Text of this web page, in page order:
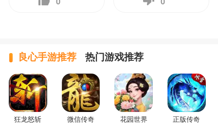
良心手游推荐 热门游戏推荐
狂龙怒斩 微信传奇 花园世界 正版传奇